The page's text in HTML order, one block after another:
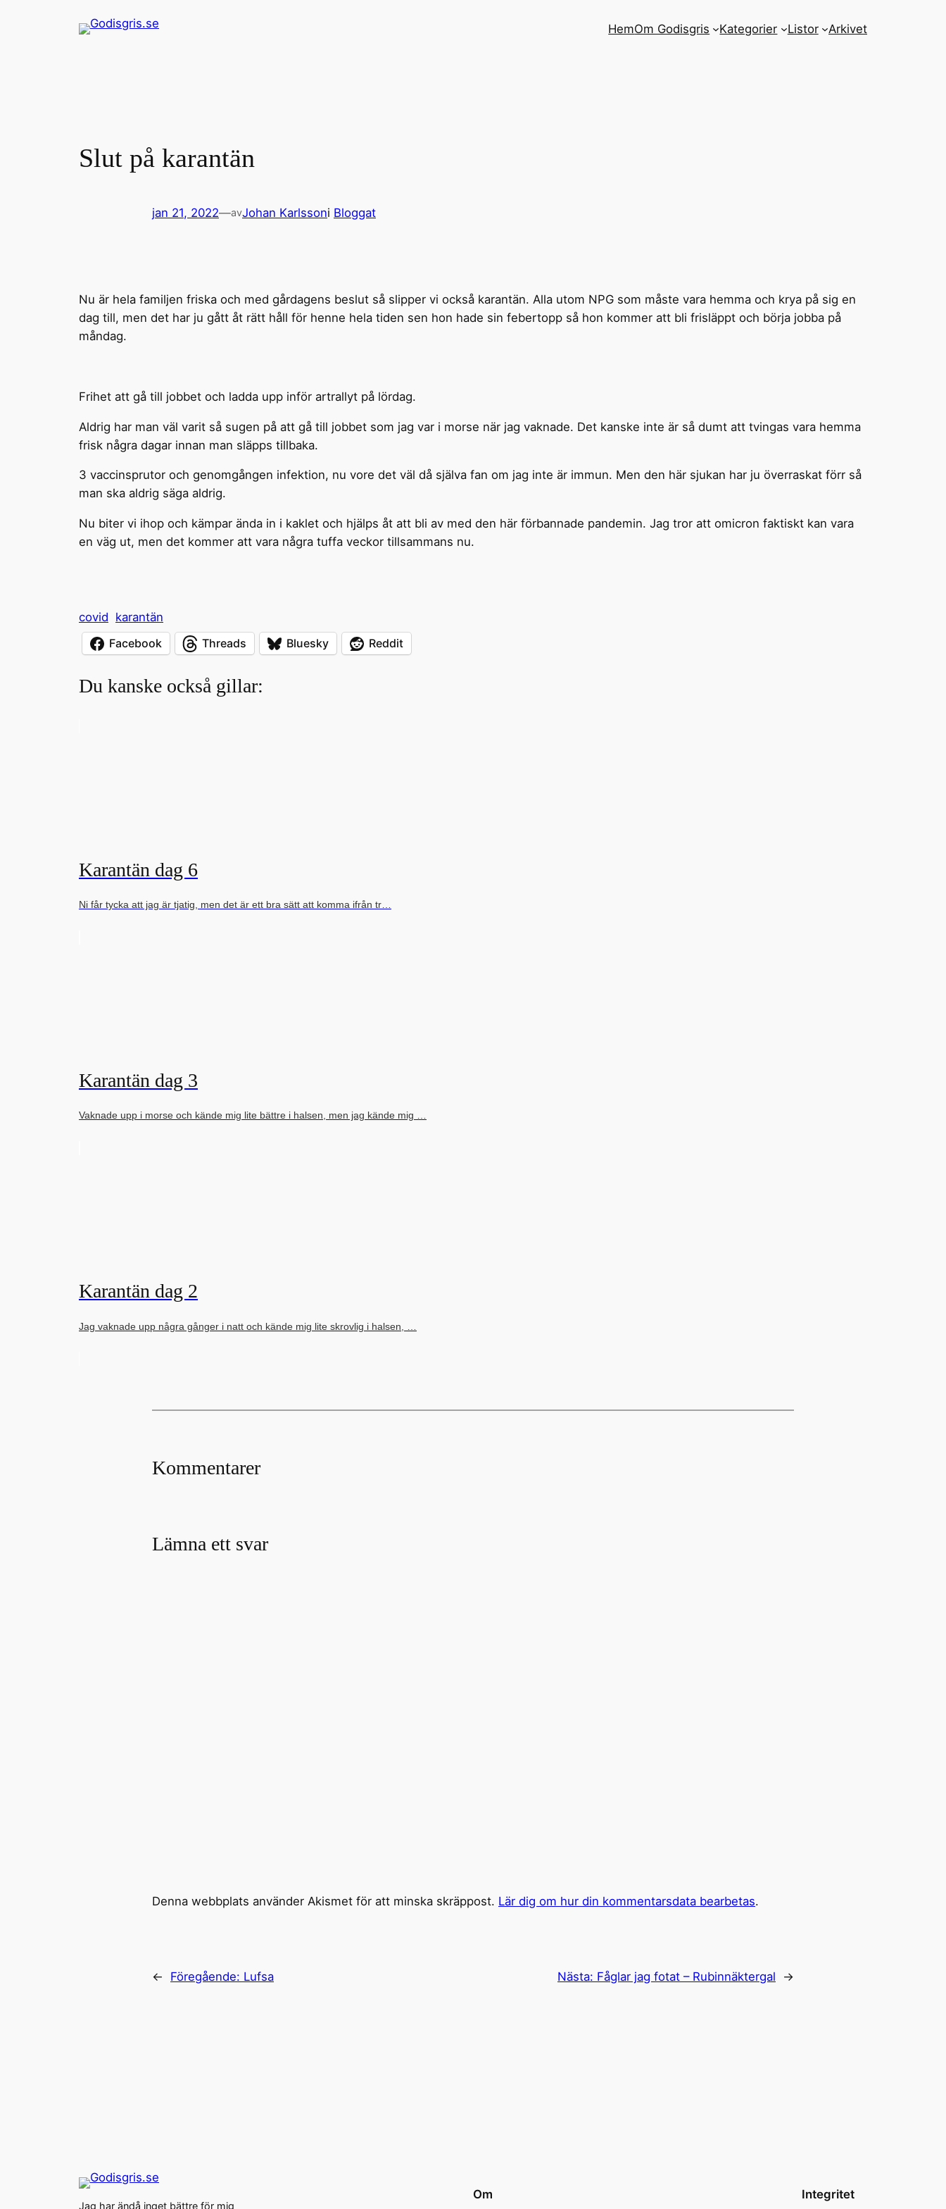
HemOm Godisgris Kategorier Listor Arkivet
Slut på karantän
jan 21, 2022—avJohan Karlssoni Bloggat
Nu är hela familjen friska och med gårdagens beslut så slipper vi också karantän. Alla utom NPG som måste vara hemma och krya på sig en
dag till, men det har ju gått åt rätt håll för henne hela tiden sen hon hade sin febertopp så hon kommer att bli frisläppt och börja jobba på
måndag.
Frihet att gå till jobbet och ladda upp inför artrallyt på lördag.
Aldrig har man väl varit så sugen på att gå till jobbet som jag var i morse när jag vaknade. Det kanske inte är så dumt att tvingas vara hemma
frisk några dagar innan man släpps tillbaka.
3 vaccinsprutor och genomgången infektion, nu vore det väl då själva fan om jag inte är immun. Men den här sjukan har ju överraskat förr så
man ska aldrig säga aldrig.
Nu biter vi ihop och kämpar ända in i kaklet och hjälps åt att bli av med den här förbannade pandemin. Jag tror att omicron faktiskt kan vara
en väg ut, men det kommer att vara några tuffa veckor tillsammans nu.
covid karantän
Facebook
Threads Bluesky Reddit
Du kanske också gillar:
Karantän dag 6
Ni får tycka att jag är tjatig, men det är ett bra sätt att komma ifrån tr…
Karantän dag 3
Vaknade upp i morse och kände mig lite bättre i halsen, men jag kände mig …
Karantän dag 2
Jag vaknade upp några gånger i natt och kände mig lite skrovlig i halsen, …
Kommentarer
Lämna ett svar
Denna webbplats använder Akismet för att minska skräppost. Lär dig om hur din kommentarsdata bearbetas.
← Föregående: Lufsa Nästa: Fåglar jag fotat – Rubinnäktergal →
Jag har ändå inget bättre för mig
Om Integritet